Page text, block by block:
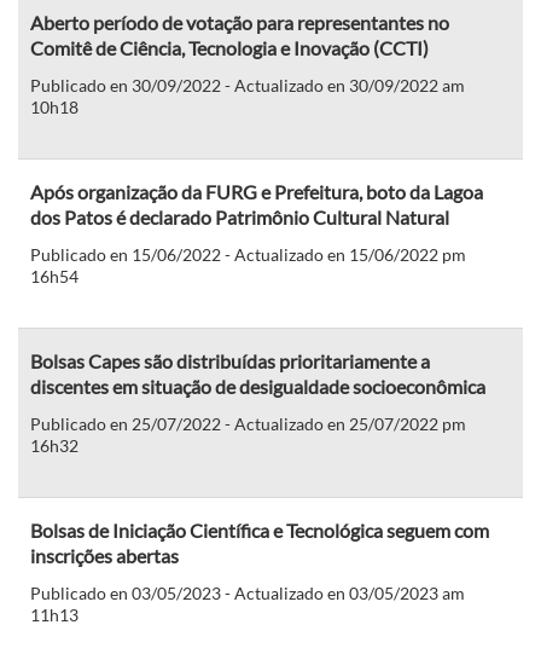
Aberto período de votação para representantes no
Comitê de Ciência, Tecnologia e Inovação (CCTI)
Publicado en 30/09/2022 - Actualizado en 30/09/2022 am
10h18
Após organização da FURG e Prefeitura, boto da Lagoa
dos Patos é declarado Patrimônio Cultural Natural
Publicado en 15/06/2022 - Actualizado en 15/06/2022 pm
16h54
Bolsas Capes são distribuídas prioritariamente a
discentes em situação de desigualdade socioeconômica
Publicado en 25/07/2022 - Actualizado en 25/07/2022 pm
16h32
Bolsas de Iniciação Científica e Tecnológica seguem com
inscrições abertas
Publicado en 03/05/2023 - Actualizado en 03/05/2023 am
11h13